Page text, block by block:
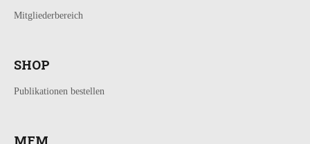
Mitgliederbereich
SHOP
Publikationen bestellen
MFM